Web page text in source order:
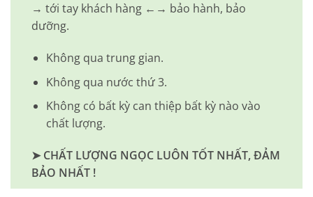
→ tới tay khách hàng ←→ bảo hành, bảo
dưỡng.
Không qua trung gian.
Không qua nước thứ 3.
Không có bất kỳ can thiệp bất kỳ nào vào
chất lượng.
➤ CHẤT LƯỢNG NGỌC LUÔN TỐT NHẤT, ĐẢM
BẢO NHẤT !